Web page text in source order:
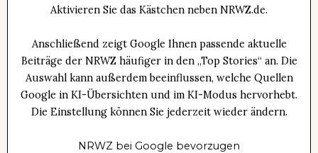
Aktivieren Sie das Kästchen neben NRWZ.de.
Anschließend zeigt Google Ihnen passende aktuelle
Beiträge der NRWZ häufiger in den „Top Stories“ an. Die
Auswahl kann außerdem beeinflussen, welche Quellen
Google in KI-Übersichten und im KI-Modus hervorhebt.
Die Einstellung können Sie jederzeit wieder ändern.
NRWZ bei Google bevorzugen